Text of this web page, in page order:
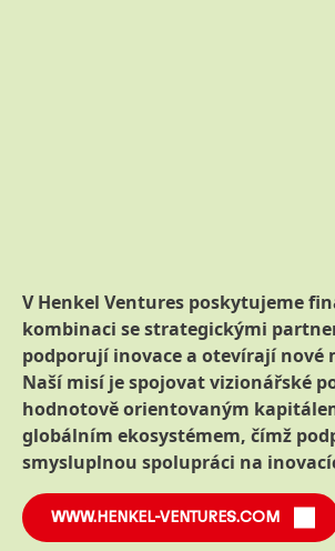
V Henkel Ventures poskytujeme
kombinaci se strategickými
podporují inovace a otevírají nové
Naší misí je spojovat vizionářské
hodnotově orientovaným
globálním ekosystémem, čímž
smysluplnou spolupráci na
WWW.HENKEL-VENTURES.COM